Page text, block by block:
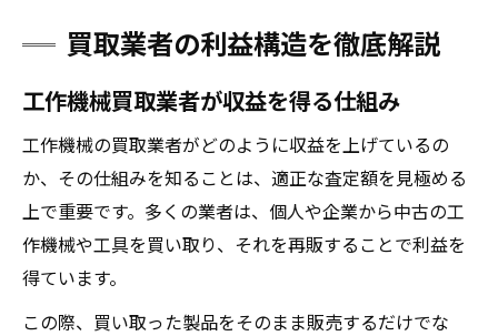
買取業者の利益構造を徹底解説
工作機械買取業者が収益を得る仕組み
工作機械の買取業者がどのように収益を上げているの
か、その仕組みを知ることは、適正な査定額を見極める
上で重要です。多くの業者は、個人や企業から中古の工
作機械や工具を買い取り、それを再販することで利益を
得ています。
この際、買い取った製品をそのまま販売するだけでな